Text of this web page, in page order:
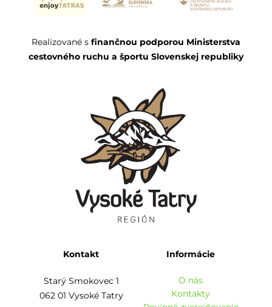
Realizované s finančnou podporou Ministerstva
cestovného ruchu a športu Slovenskej republiky
Kontakt
Starý Smokovec 1
062 01 Vysoké Tatry
Informácie
O nás
Kontakty